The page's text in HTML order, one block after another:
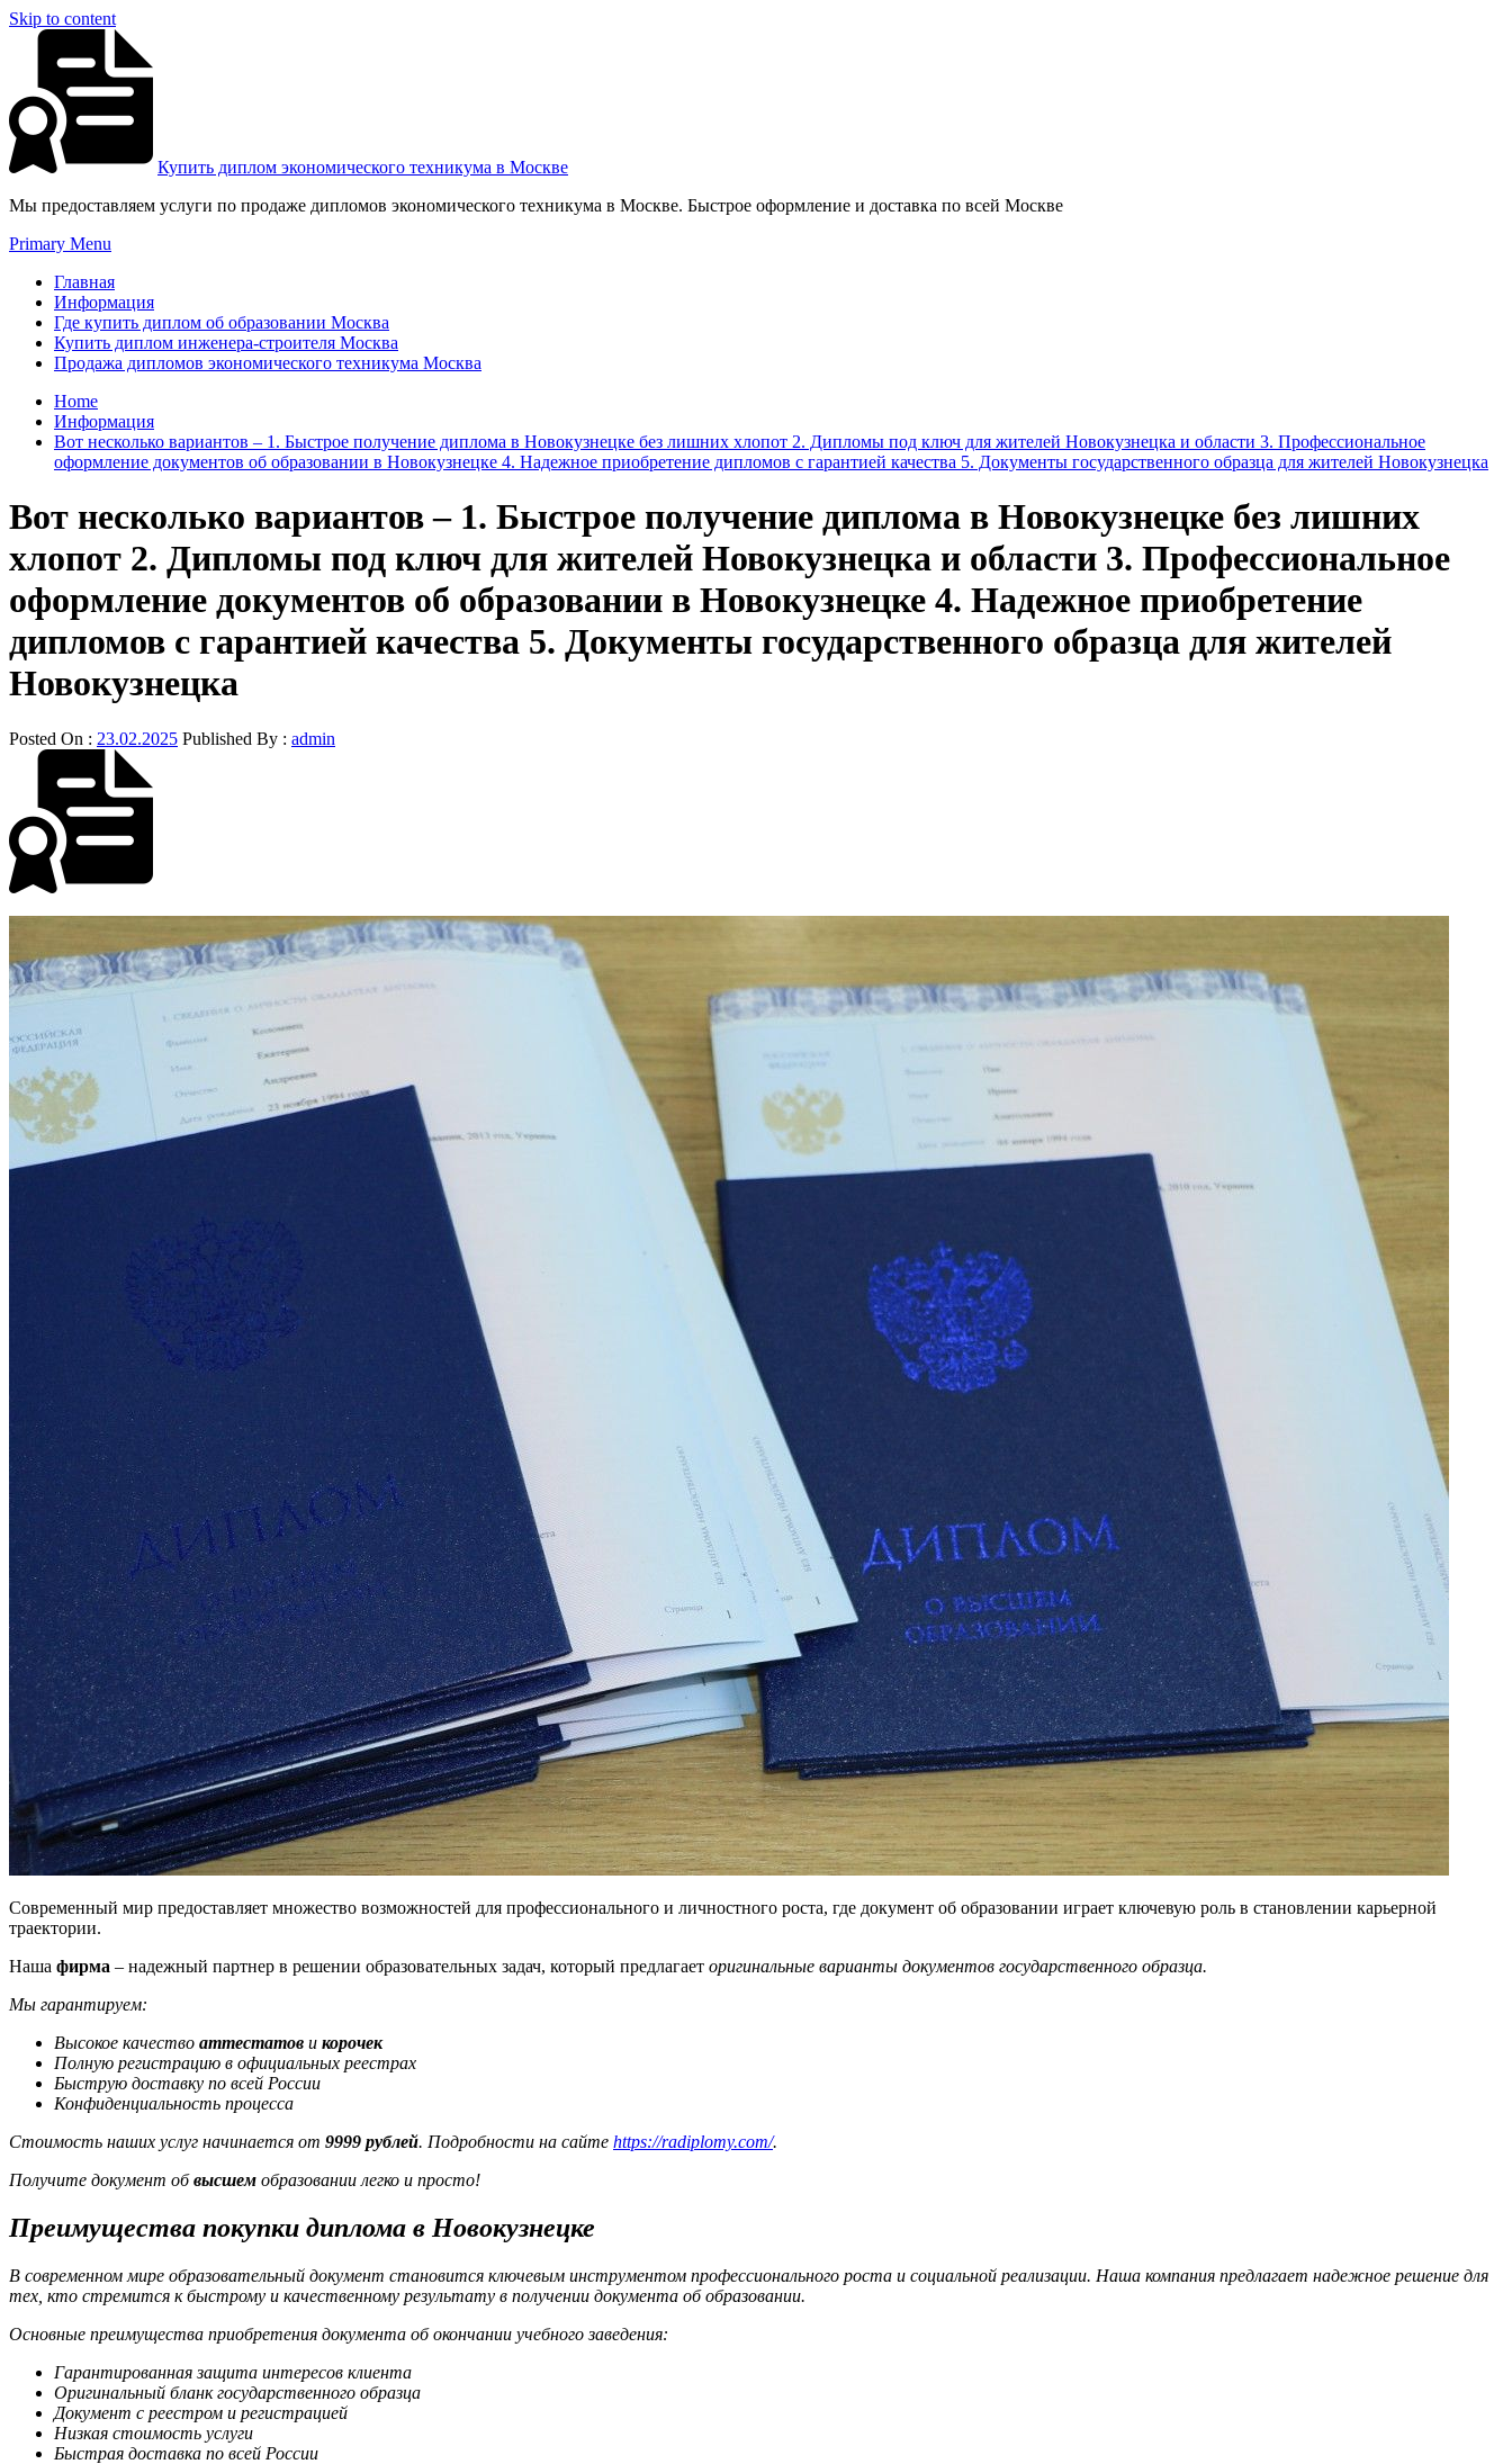
Skip to content
Купить диплом экономического техникума в Москве
Мы предоставляем услуги по продаже дипломов экономического техникума в Москве. Быстрое оформление и доставка по всей Москве
Primary Menu
Главная
Информация
Где купить диплом об образовании Москва
Купить диплом инженера-строителя Москва
Продажа дипломов экономического техникума Москва
Home
Информация
Вот несколько вариантов – 1. Быстрое получение диплома в Новокузнецке без лишних хлопот 2. Дипломы под ключ для жителей Новокузнецка и области 3. Профессиональное
оформление документов об образовании в Новокузнецке 4. Надежное приобретение дипломов с гарантией качества 5. Документы государственного образца для жителей Новокузнецка
Вот несколько вариантов – 1. Быстрое получение диплома в Новокузнецке без лишних
хлопот 2. Дипломы под ключ для жителей Новокузнецка и области 3. Профессиональное
оформление документов об образовании в Новокузнецке 4. Надежное приобретение
дипломов с гарантией качества 5. Документы государственного образца для жителей
Новокузнецка
Posted On : 23.02.2025 Published By : admin
Современный мир предоставляет множество возможностей для профессионального и личностного роста, где документ об образовании играет ключевую роль в становлении карьерной
траектории.
Наша фирма – надежный партнер в решении образовательных задач, который предлагает оригинальные варианты документов государственного образца.
Мы гарантируем:
Высокое качество аттестатов и корочек
Полную регистрацию в официальных реестрах
Быструю доставку по всей России
Конфиденциальность процесса
Стоимость наших услуг начинается от 9999 рублей. Подробности на сайте https://radiplomy.com/.
Получите документ обвысшем образовании легко и просто!
Преимущества покупки диплома в Новокузнецке
В современном мире образовательный документ становится ключевым инструментом профессионального роста и социальной реализации. Наша компания предлагает надежное решение для
тех, кто стремится к быстрому и качественному результату в получении документа об образовании.
Основные преимущества приобретения документа об окончании учебного заведения:
Гарантированная защита интересов клиента
Оригинальный бланк государственного образца
Документ с реестром и регистрацией
Низкая стоимость услуги
Быстрая доставка по всей России